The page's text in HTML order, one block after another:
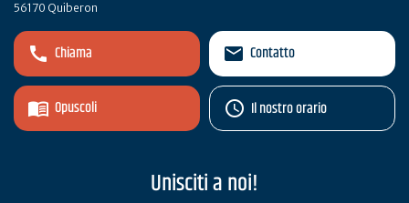
56170 Quiberon
Chiama
Opuscoli
Contatto
Il nostro orario
Unisciti a noi!